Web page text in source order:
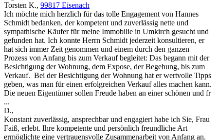
Torsten K., 99817 Eisenach
Ich möchte mich herzlich für das tolle Engagement von Hannes
Schmidt bedanken, der kompetent und zuverlässig nette und
sympathische Käufer für meine Immobilie in Umkirch gesucht und
gefunden hat. Ich konnte Herrn Schmidt jederzeit konsultieren, er
hat sich immer Zeit genommen und einem durch den ganzen
Prozess von Anfang bis zum Verkauf begleitet: Das begann mit der
Besichtigung der Wohnung, dem Expose, der Begehung, bis zum
Verkauf. Bei der Besichtigung der Wohnung hat er wertvolle Tipps
geben, was man für einen erfolgreichen Verkauf alles machen kann.
Die neuen Eigentümer sollen Freude haben an einer schönen und fr
...
D.,
Konstant zuverlässig, ansprechbar und engagiert habe ich Sie, Frau
Faiß, erlebt. Ihre kompetente und persönlich freundliche Art
ermöglichte eine vertrauensvolle Zusammenarbeit von Anfang an.